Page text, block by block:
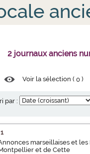
2 journaux anciens
Voir la sélection (0 )
par :
1
marseillaises et les
et de Cette